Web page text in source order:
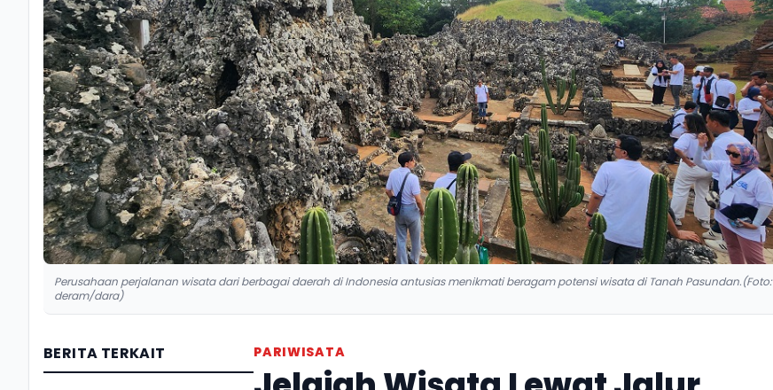
Perusahaan perjalanan wisata dari berbagai daerah di Indonesia antusias menikmati beragam potensi wisata di Tanah Pasundan.(Foto:
deram/dara)
BERITA TERKAIT PARIWISATA